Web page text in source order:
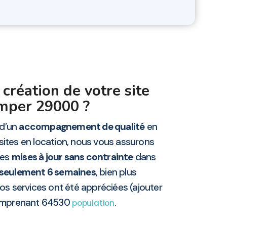
de votre site
29000 ?
accompagnement de qualitéen
en location, nous vous assurons
mises à jour sans contraintedans
6 semaines, bien plus
services ont été appréciées (ajouter
64530 population.